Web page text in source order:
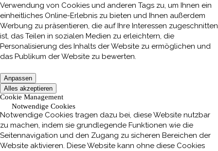
Verwendung von Cookies und anderen Tags zu, um Ihnen ein
einheitliches Online-Erlebnis zu bieten und Ihnen außerdem
Werbung zu präsentieren, die auf Ihre Interessen zugeschnitten
ist, das Teilen in sozialen Medien zu erleichtern, die
Personalisierung des Inhalts der Website zu ermöglichen und
das Publikum der Website zu bewerten.
Anpassen
Alles akzeptieren
Cookie Management
Notwendige Cookies
Notwendige Cookies tragen dazu bei, diese Website nutzbar
zu machen, indem sie grundlegende Funktionen wie die
Seitennavigation und den Zugang zu sicheren Bereichen der
Website aktivieren. Diese Website kann ohne diese Cookies